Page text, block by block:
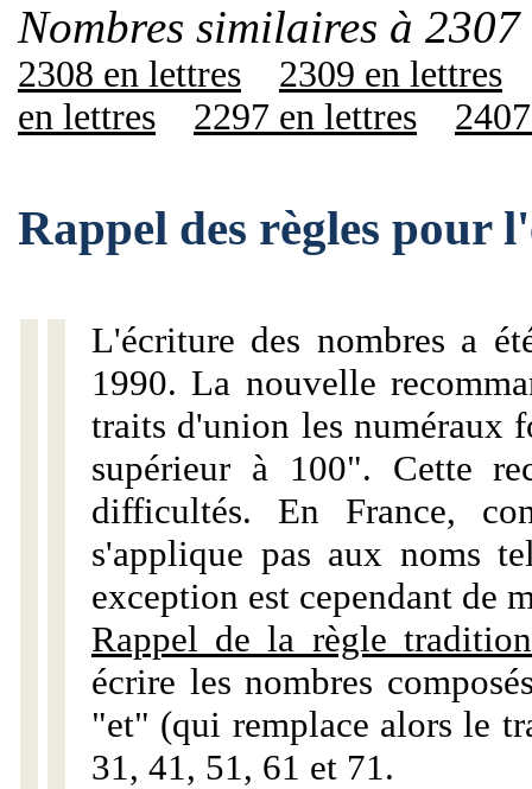
Nombres similaires à
2308 en lettres
2309 en lettres
en lettres
2297 en lettres
Rappel des règles pour
L'écriture des nombres a
1990. La nouvelle
traits d'union les numéraux
supérieur à 100". Cette
difficultés. En France,
s'applique pas aux noms
exception est cependant de
Rappel de la règle
écrire les nombres
"et" (qui remplace alors le
31, 41, 51, 61 et 71.